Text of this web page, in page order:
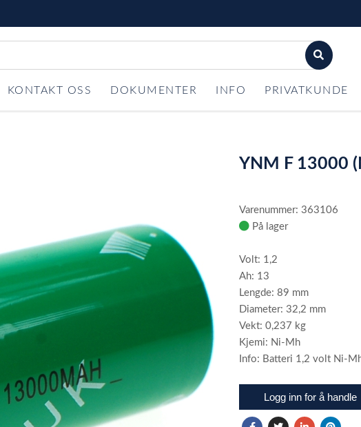
KONTAKT OSS DOKUMENTER INFO PRIVATKUNDE
YNM F 13000
Varenummer: 363106
På lager
Volt: 1,2
Ah: 13
Lengde: 89 mm
Diameter: 32,2 mm
Vekt: 0,237 kg
Kjemi: Ni-Mh
Info: Batteri 1,2 volt Ni-
Logg inn for å handle